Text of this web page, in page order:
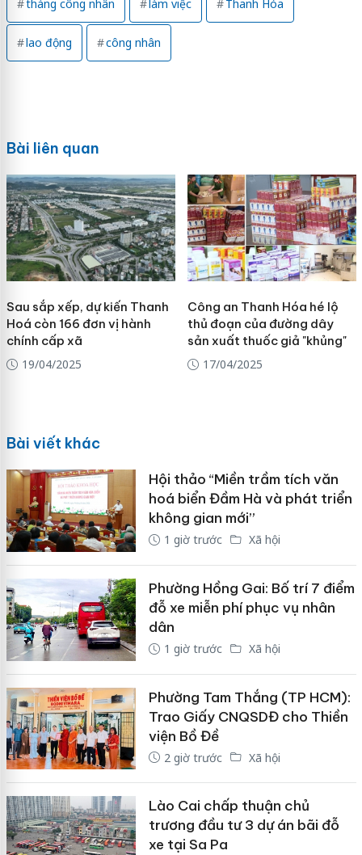
tháng công nhân làm việc Thanh Hóa
lao động công nhân
Bài liên quan
Sau sắp xếp, dự kiến Thanh
Hoá còn 166 đơn vị hành
chính cấp xã
19/04/2025
Công an Thanh Hóa hé lộ
thủ đoạn của đường dây
sản xuất thuốc giả "khủng"
17/04/2025
Bài viết khác
Hội thảo “Miền trầm tích văn
hoá biển Đầm Hà và phát triển
không gian mới”
1 giờ trước Xã hội
Phường Hồng Gai: Bố trí 7 điểm
đỗ xe miễn phí phục vụ nhân
dân
1 giờ trước Xã hội
Phường Tam Thắng (TP HCM):
Trao Giấy CNQSDĐ cho Thiền
viện Bồ Đề
2 giờ trước Xã hội
Lào Cai chấp thuận chủ
trương đầu tư 3 dự án bãi đỗ
xe tại Sa Pa